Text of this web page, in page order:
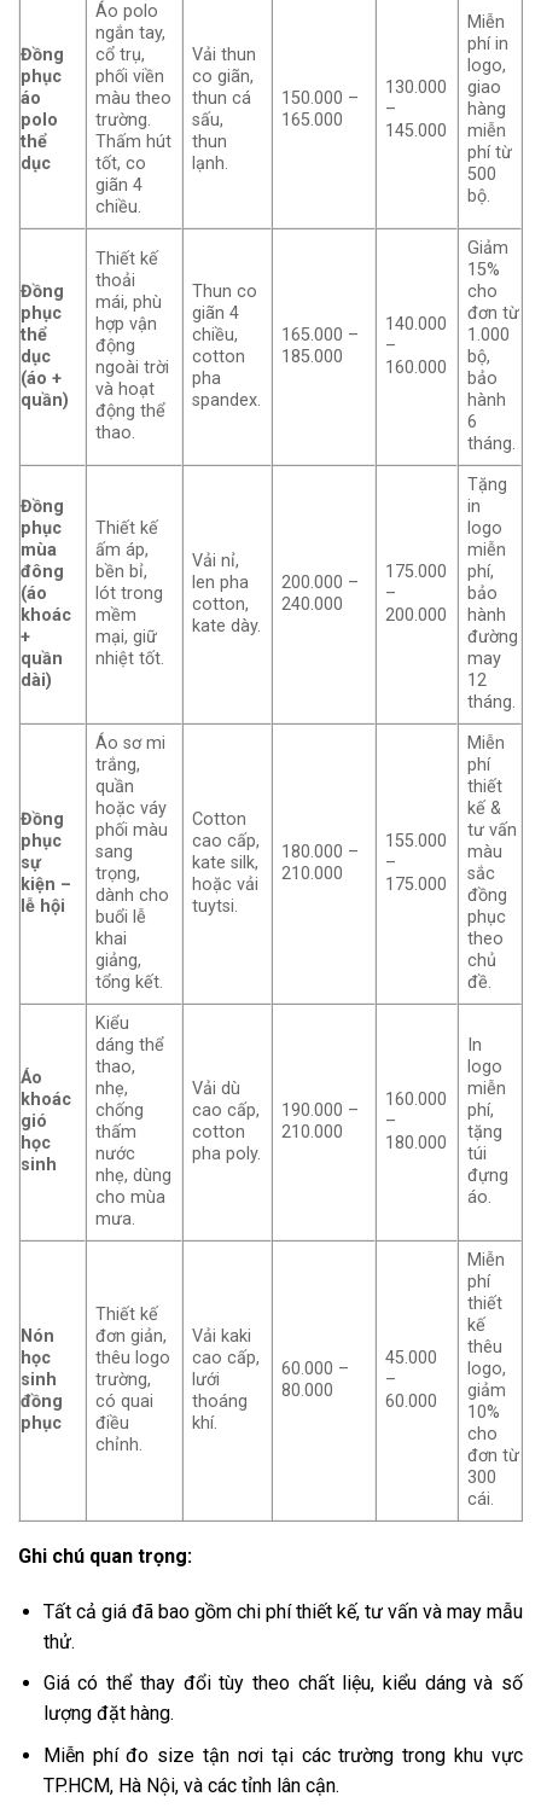
Đồng
phục
áo
polo
thể
dục
Áo polo
ngắn tay,
cổ trụ,
phối viền
màu theo
trường.
Thấm hút
tốt, co
giãn 4
chiều.
Vải thun
co giãn,
thun cá
sấu,
thun
lạnh.
150.000 –
165.000
130.000
–
145.000
Miễn
phí in
logo,
giao
hàng
miễn
phí từ
500
bộ.
Đồng
phục
thể
dục
(áo +
quần)
Thiết kế
thoải
mái, phù
hợp vận
động
ngoài trời
và hoạt
động thể
thao.
Thun co
giãn 4
chiều,
cotton
pha
spandex.
165.000 –
185.000
140.000
–
160.000
Giảm
15%
cho
đơn từ
1.000
bộ,
bảo
hành
6
tháng.
Đồng
phục
mùa
đông
(áo
khoác
+
quần
dài)
Thiết kế
ấm áp,
bền bỉ,
lót trong
mềm
mại, giữ
nhiệt tốt.
Vải nỉ,
len pha
cotton,
kate dày.
200.000 –
240.000
175.000
–
200.000
Tặng
in
logo
miễn
phí,
bảo
hành
đường
may
12
tháng.
Đồng
phục
sự
kiện –
lễ hội
Áo sơ mi
trắng,
quần
hoặc váy
phối màu
sang
trọng,
dành cho
buổi lễ
khai
giảng,
tổng kết.
Cotton
cao cấp,
kate silk,
hoặc vải
tuytsi.
180.000 –
210.000
155.000
–
175.000
Miễn
phí
thiết
kế &
tư vấn
màu
sắc
đồng
phục
theo
chủ
đề.
Áo
khoác
gió
học
sinh
Kiểu
dáng thể
thao,
nhẹ,
chống
thấm
nước
nhẹ, dùng
cho mùa
mưa.
Vải dù
cao cấp,
cotton
pha poly.
190.000 –
210.000
160.000
–
180.000
In
logo
miễn
phí,
tặng
túi
đựng
áo.
Nón
học
sinh
đồng
phục
Thiết kế
đơn giản,
thêu logo
trường,
có quai
điều
chỉnh.
Vải kaki
cao cấp,
lưới
thoáng
khí.
60.000 –
80.000
45.000
–
60.000
Miễn
phí
thiết
kế
thêu
logo,
giảm
10%
cho
đơn từ
300
cái.
Ghi chú quan trọng:
Tất cả giá đã bao gồm chi phí thiết kế, tư vấn và may mẫu
thử.
Giá có thể thay đổi tùy theo chất liệu, kiểu dáng và số
lượng đặt hàng.
Miễn phí đo size tận nơi tại các trường trong khu vực
TP.HCM, Hà Nội, và các tỉnh lân cận.